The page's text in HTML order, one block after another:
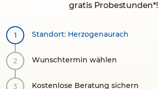
gratis Probestunden*!
Standort: Herzogenaurach
Wunschtermin wählen
Kostenlose Beratung sichern